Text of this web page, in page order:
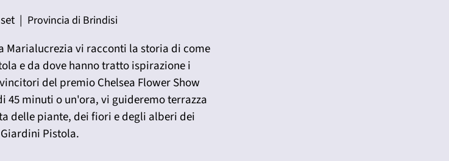
  |
Provincia di Brindisi
Marialucrezia vi racconti la storia di come
e da dove hanno tratto ispirazione i
del premio Chelsea Flower Show
45 minuti o un'ora, vi guideremo terrazza
delle piante, dei fiori e degli alberi dei
Giardini Pistola.